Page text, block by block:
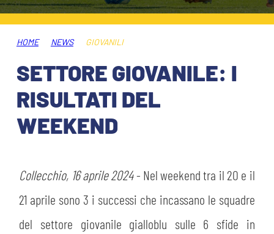
ABBONAMENTI
INFO BIGLIETTI
MUSEUM CLUB EXPERIENCE
TARDINI CARD
TRASFERTE
TICKET GIFT CARD
SHOP
HOSPITALITY
HOSPITALITY
MUSEUM CLUB EXPERIENCE
ESPORTS
ORGANIGRAMMA
STORIA
HOME NEWS GIOVANILI
SETTORE GIOVANILE: I
RISULTATI DEL
WEEKEND
Collecchio, 16 aprile 2024- Nel weekend tra il 20 e il
21 aprile sono 3 i successi che incassano le squadre
del settore giovanile gialloblu sulle 6 sfide in